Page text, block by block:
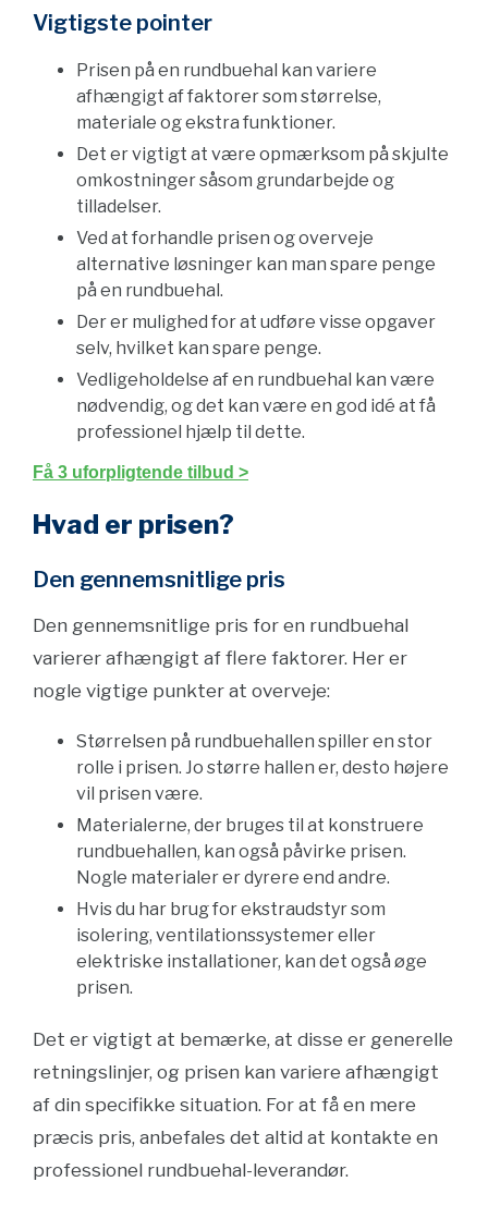
Vigtigste pointer
Prisen på en rundbuehal kan variere
afhængigt af faktorer som størrelse,
materiale og ekstra funktioner.
Det er vigtigt at være opmærksom på skjulte
omkostninger såsom grundarbejde og
tilladelser.
Ved at forhandle prisen og overveje
alternative løsninger kan man spare penge
på en rundbuehal.
Der er mulighed for at udføre visse opgaver
selv, hvilket kan spare penge.
Vedligeholdelse af en rundbuehal kan være
nødvendig, og det kan være en god idé at få
professionel hjælp til dette.
Få 3 uforpligtende tilbud >
Hvad er prisen?
Den gennemsnitlige pris
Den gennemsnitlige pris for en rundbuehal
varierer afhængigt af flere faktorer. Her er
nogle vigtige punkter at overveje:
Størrelsen på rundbuehallen spiller en stor
rolle i prisen. Jo større hallen er, desto højere
vil prisen være.
Materialerne, der bruges til at konstruere
rundbuehallen, kan også påvirke prisen.
Nogle materialer er dyrere end andre.
Hvis du har brug for ekstraudstyr som
isolering, ventilationssystemer eller
elektriske installationer, kan det også øge
prisen.
Det er vigtigt at bemærke, at disse er generelle
retningslinjer, og prisen kan variere afhængigt
af din specifikke situation. For at få en mere
præcis pris, anbefales det altid at kontakte en
professionel rundbuehal-leverandør.